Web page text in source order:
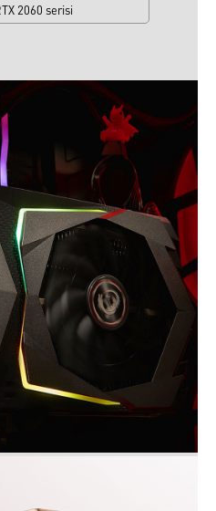
2060 serisi